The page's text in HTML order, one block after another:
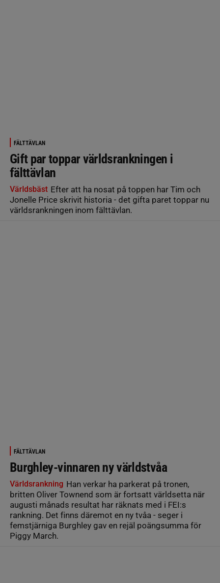
FÄLTTÄVLAN
Gift par toppar världsrankningen i
fälttävlan
Världsbäst Efter att ha nosat på toppen har Tim och
Jonelle Price skrivit historia - det gifta paret toppar nu
världsrankningen inom fälttävlan.
FÄLTTÄVLAN
Burghley-vinnaren ny världstvåa
Världsrankning Han verkar ha parkerat på tronen,
britten Oliver Townend som är fortsatt världsetta när
augusti månads resultat har räknats med i FEI:s
rankning. Det finns däremot en ny tvåa - seger i
femstjärniga Burghley gav en rejäl poängsumma för
Piggy March.